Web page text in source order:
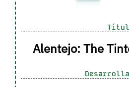
Alentejo: The